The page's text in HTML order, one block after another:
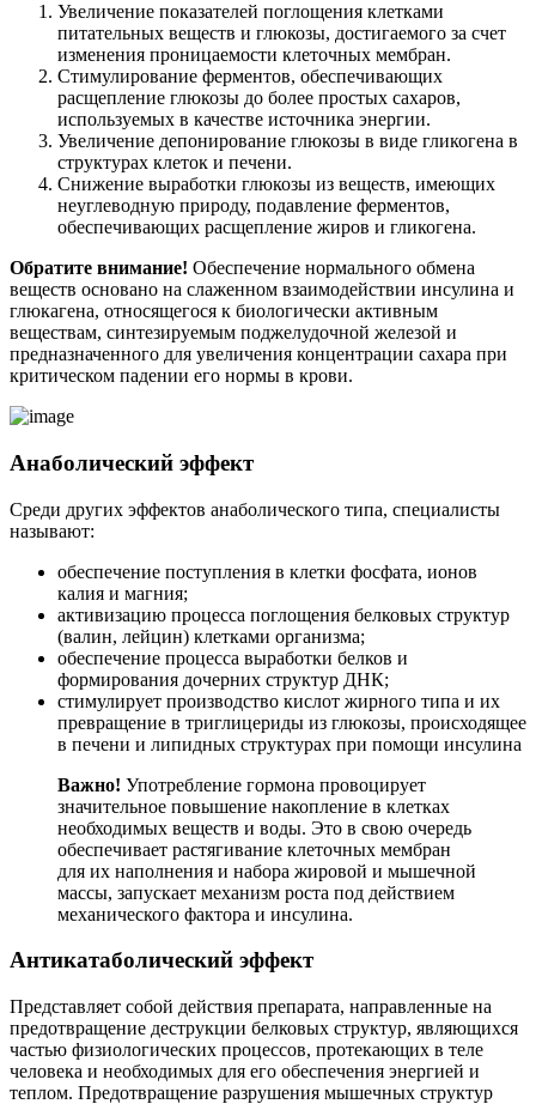
Увеличение показателей поглощения клетками
питательных веществ и глюкозы, достигаемого за счет
изменения проницаемости клеточных мембран.
Стимулирование ферментов, обеспечивающих
расщепление глюкозы до более простых сахаров,
используемых в качестве источника энергии.
Увеличение депонирование глюкозы в виде гликогена в
структурах клеток и печени.
Снижение выработки глюкозы из веществ, имеющих
неуглеводную природу, подавление ферментов,
обеспечивающих расщепление жиров и гликогена.
Обратите внимание! Обеспечение нормального обмена
веществ основано на слаженном взаимодействии инсулина и
глюкагена, относящегося к биологически активным
веществам, синтезируемым поджелудочной железой и
предназначенного для увеличения концентрации сахара при
критическом падении его нормы в крови.
Анаболический эффект
Среди других эффектов анаболического типа, специалисты
называют:
обеспечение поступления в клетки фосфата, ионов
калия и магния;
активизацию процесса поглощения белковых структур
(валин, лейцин) клетками организма;
обеспечение процесса выработки белков и
формирования дочерних структур ДНК;
стимулирует производство кислот жирного типа и их
превращение в триглицериды из глюкозы, происходящее
в печени и липидных структурах при помощи инсулина
Важно! Употребление гормона провоцирует
значительное повышение накопление в клетках
необходимых веществ и воды. Это в свою очередь
обеспечивает растягивание клеточных мембран
для их наполнения и набора жировой и мышечной
массы, запускает механизм роста под действием
механического фактора и инсулина.
Антикатаболический эффект
Представляет собой действия препарата, направленные на
предотвращение деструкции белковых структур, являющихся
частью физиологических процессов, протекающих в теле
человека и необходимых для его обеспечения энергией и
теплом. Предотвращение разрушения мышечных структур